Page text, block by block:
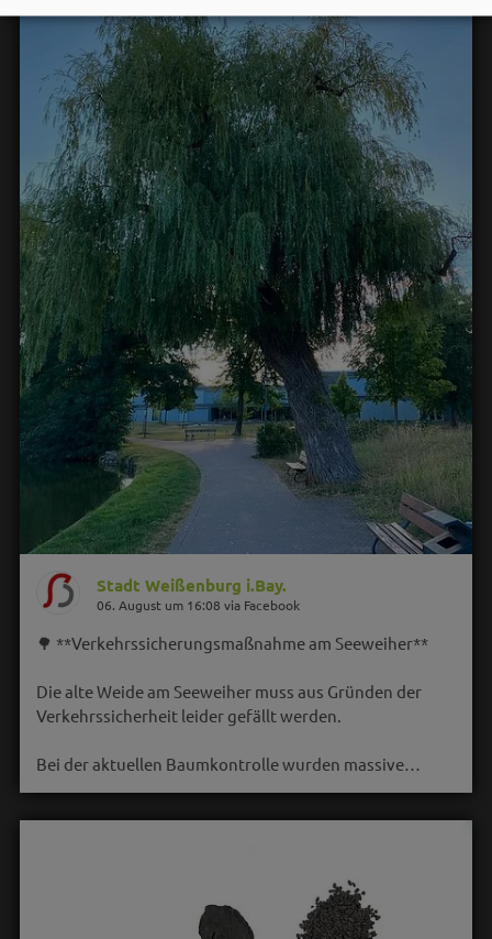
Stadt Weißenburg i.Bay.
06. August um 16:08 via Facebook
🌳 **Verkehrssicherungsmaßnahme am Seeweiher**
Die alte Weide am Seeweiher muss aus Gründen der
Verkehrssicherheit leider gefällt werden.
Bei der aktuellen Baumkontrolle wurden massive…